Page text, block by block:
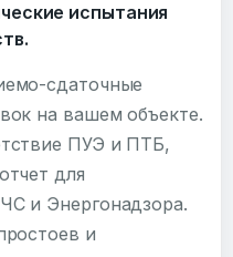
испытания
сдаточные
на вашем объекте.
ПУЭ и ПТБ,
для
и Энергонадзора.
и